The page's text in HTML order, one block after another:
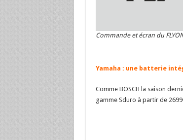
Commande et écran du
Yamaha : une batterie
Comme BOSCH la saison
gamme Sduro à partir de